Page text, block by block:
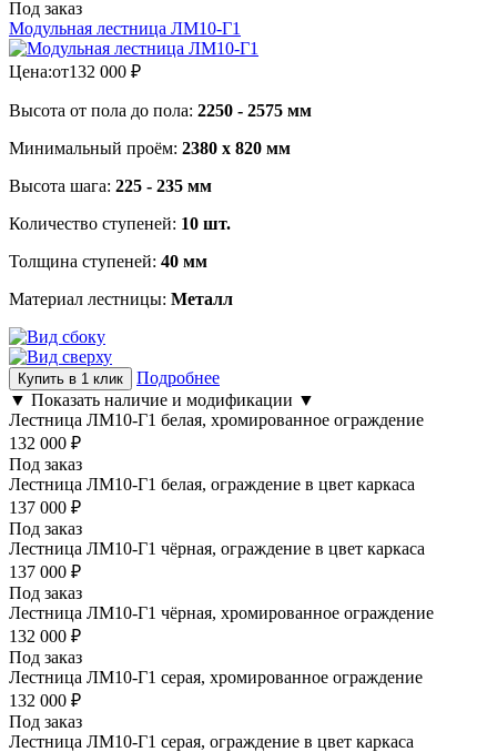
Под заказ
Модульная лестница ЛМ10-Г1
Цена:от132 000 ₽
Высота от пола до пола: 2250 - 2575 мм
Минимальный проём: 2380 х 820 мм
Высота шага: 225 - 235 мм
Количество ступеней: 10 шт.
Толщина ступеней: 40 мм
Материал лестницы: Металл
Купить в 1 клик
Подробнее
▼ Показать наличие и модификации ▼
Лестница ЛМ10-Г1 белая, хромированное ограждение
132 000 ₽
Под заказ
Лестница ЛМ10-Г1 белая, ограждение в цвет каркаса
137 000 ₽
Под заказ
Лестница ЛМ10-Г1 чёрная, ограждение в цвет каркаса
137 000 ₽
Под заказ
Лестница ЛМ10-Г1 чёрная, хромированное ограждение
132 000 ₽
Под заказ
Лестница ЛМ10-Г1 серая, хромированное ограждение
132 000 ₽
Под заказ
Лестница ЛМ10-Г1 серая, ограждение в цвет каркаса